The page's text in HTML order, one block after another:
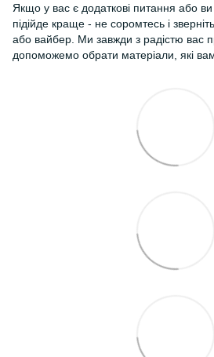
Якщо у вас є додаткові питання або
підійде краще - не соромтесь і
або вайбер. Ми завжди з радістю вас
допоможемо обрати матеріали, які вам